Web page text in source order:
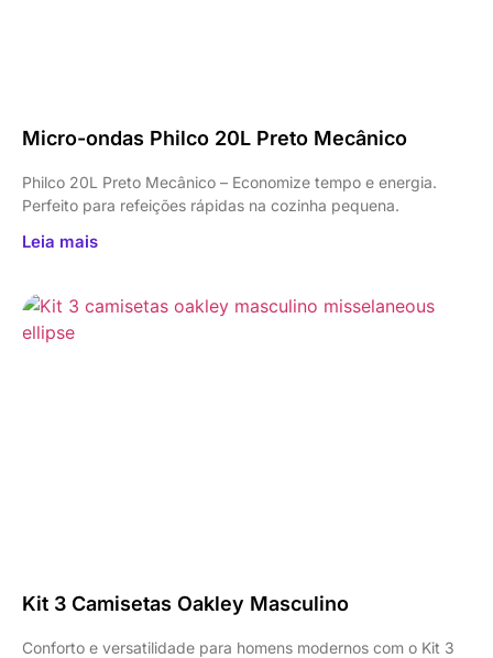
Micro-ondas Philco 20L Preto Mecânico
Philco 20L Preto Mecânico – Economize tempo e energia.
Perfeito para refeições rápidas na cozinha pequena.
Leia mais
Kit 3 Camisetas Oakley Masculino
Conforto e versatilidade para homens modernos com o Kit 3